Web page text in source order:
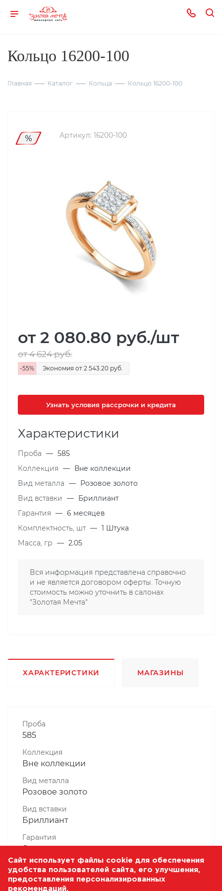
Кольцо 16200-100
Главная Каталог Кольца Кольцо 16200-100
Артикул: 16200-100
от 2 080.80 руб./шт
от 4 624руб.
-55% Экономия от 2 543.20 руб.
Узнать условия рассрочки и кредита
Характеристики
Проба — 585
Коллекция — Вне коллекции
Вид металла — Розовое золото
Вид вставки
— Бриллиант
Гарантия — 6 месяцев
Комплектность, шт — 1 Штука
Масса, гр — 2.05
Вся информация представлена справочно
и не является договором оферты. Точную
стоимость можно уточнить в салонах
"Золотая Мечта"
ХАРАКТЕРИСТИКИ МАГАЗИНЫ
Проба
585
Коллекция
Вне коллекции
Вид металла
Розовое золото
Вид вставки
Бриллиант
Гарантия
6 месяцев
Комплектность, шт
1 Штука
Сайт использует файлы cookie для обеспечения
удобства пользователей сайта, его улучшения,
предоставления персонализированных
рекомендаций.